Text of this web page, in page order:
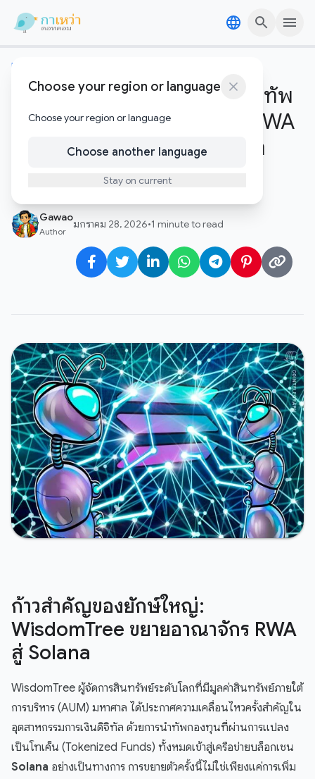
Choose your region or language
Choose your region or language
Choose another language
Stay on current
เทคโนโลยีอัพเดต
WisdomTree บุก Solana! ขนทัพ
กองทุน Tokenized รุกตลาด RWA
เต็มสูบ ชูจุดเด่นความเร็วและค่า
ธรรมเนียมต่ำ
Gawao
Author
มกราคม 28, 2026•1 minute to read
ก้าวสำคัญของยักษ์ใหญ่:
WisdomTree ขยายอาณาจักร RWA
สู่ Solana
WisdomTree ผู้จัดการสินทรัพย์ระดับโลกที่มีมูลค่าสินทรัพย์ภายใต้
การบริหาร (AUM) มหาศาล ได้ประกาศความเคลื่อนไหวครั้งสำคัญใน
อุตสาหกรรมการเงินดิจิทัล ด้วยการนำทัพกองทุนที่ผ่านการแปลง
เป็นโทเค็น (Tokenized Funds) ทั้งหมดเข้าสู่เครือข่ายบล็อกเชน
Solana อย่างเป็นทางการ การขยายตัวครั้งนี้ไม่ใช่เพียงแค่การเพิ่ม